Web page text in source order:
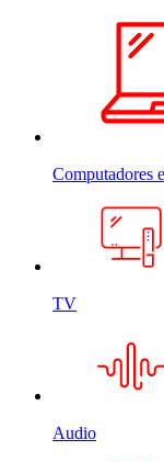
Computadores
TV
Audio